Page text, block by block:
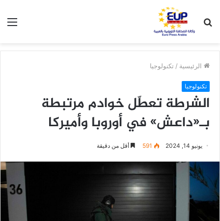
عن
الرئيسية / تكنولوجيا
تكنولوجيا
الشرطة تعطّل خوادم مرتبطة
بـ«داعش» في أوروبا وأميركا
يونيو 14, 2024 591 أقل من دقيقة